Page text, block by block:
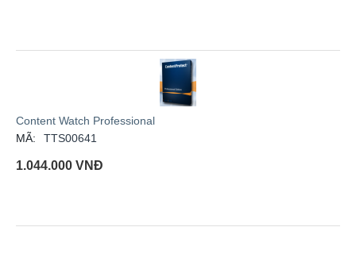
Content Watch Professional
MÃ:
TTS00641
1.044.000 VNĐ